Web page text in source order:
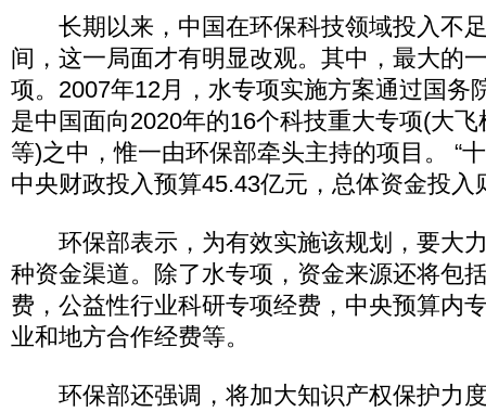
长期以来，中国在环保科技领域投入不足
间，这一局面才有明显改观。其中，最大的
项。2007年12月，水专项实施方案通过国务
是中国面向2020年的16个科技重大专项(大
等)之中，惟一由环保部牵头主持的项目。 “
中央财政投入预算45.43亿元，总体资金投入
环保部表示，为有效实施该规划，要大
种资金渠道。除了水专项，资金来源还将包
费，公益性行业科研专项经费，中央预算内
业和地方合作经费等。
环保部还强调，将加大知识产权保护力